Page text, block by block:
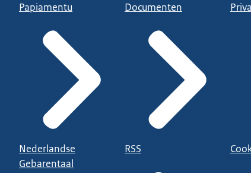
Papiamentu
Nederlandse
Gebarentaal
Documenten
RSS